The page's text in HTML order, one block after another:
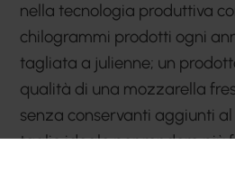
nella tecnologia produttiva
chilogrammi prodotti ogni
tagliata a julienne; un
qualità di una mozzarella
senza conservanti aggiunti
taglio ideale per rendere più